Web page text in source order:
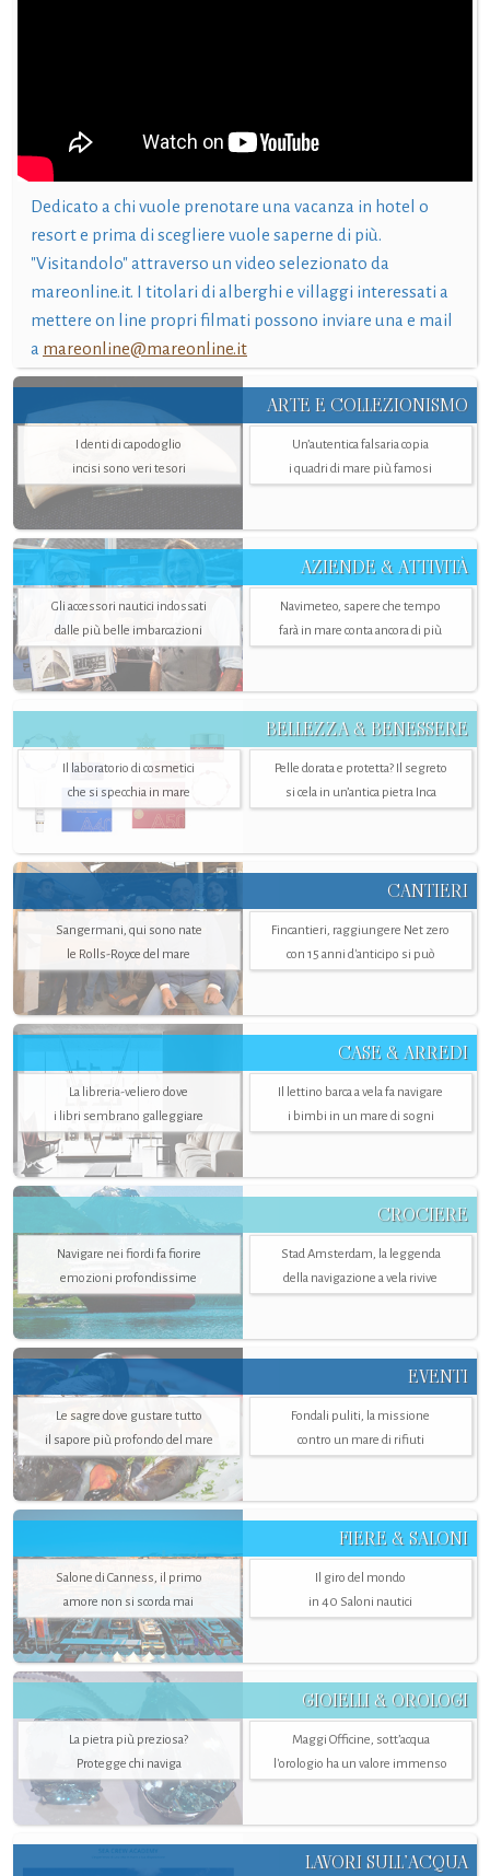
Dedicato a chi vuole prenotare una vacanza in hotel o
resort e prima di scegliere vuole saperne di più.
"Visitandolo" attraverso un video selezionato da
mareonline.it. I titolari di alberghi e villaggi interessati a
mettere on line propri filmati possono inviare una e mail
a mareonline@mareonline.it
ARTE E COLLEZIONISMO
I denti di capodoglio
incisi sono veri tesori
Un’autentica falsaria copia
i quadri di mare più famosi
AZIENDE & ATTIVITÀ
Gli accessori nautici indossati
dalle più belle imbarcazioni
Navimeteo, sapere che tempo
farà in mare conta ancora di più
BELLEZZA & BENESSERE
Il laboratorio di cosmetici
che si specchia in mare
Pelle dorata e protetta? Il segreto
si cela in un’antica pietra Inca
CANTIERI
Sangermani, qui sono nate
le Rolls-Royce del mare
Fincantieri, raggiungere Net zero
con 15 anni d'anticipo si può
CASE & ARREDI
La libreria-veliero dove
i libri sembrano galleggiare
Il lettino barca a vela fa navigare
i bimbi in un mare di sogni
CROCIERE
Navigare nei fiordi fa fiorire
emozioni profondissime
Stad Amsterdam, la leggenda
della navigazione a vela rivive
EVENTI
Le sagre dove gustare tutto
il sapore più profondo del mare
Fondali puliti, la missione
contro un mare di rifiuti
FIERE & SALONI
Salone di Canness, il primo
amore non si scorda mai
Il giro del mondo
in 40 Saloni nautici
GIOIELLI & OROLOGI
La pietra più preziosa?
Protegge chi naviga
Maggi Officine, sott’acqua
l'orologio ha un valore immenso
LAVORI SULL’ACQUA